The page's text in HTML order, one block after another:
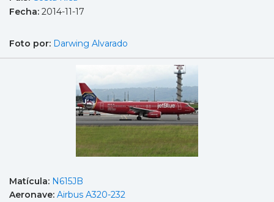
Fecha: 2014-11-17
Foto por: Darwing Alvarado
Matícula: N615JB
Aeronave: Airbus A320-232